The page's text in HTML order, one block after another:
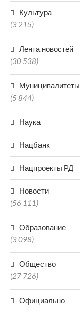
Культура
(3 215)
Лента новостей
(30 538)
Муниципалитеты
(5 844)
Наука
Нацбанк
Нацпроекты РД
Новости
(56 111)
Образование
(3 098)
Общество
(27 726)
Официально